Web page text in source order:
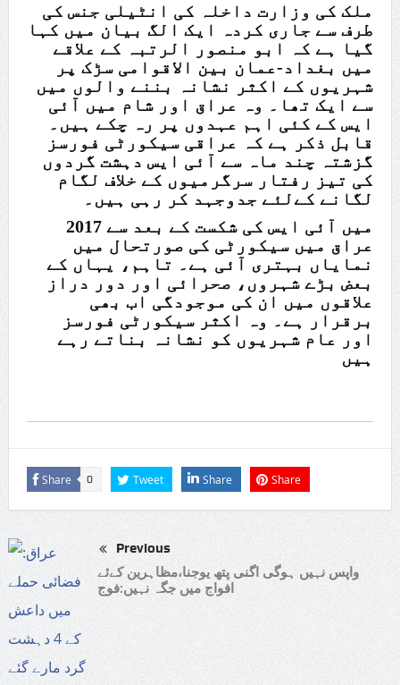
ملک کی وزارت داخلہ کی انٹیلی جنس کی
طرف سے جاری کردہ ایک الگ بیان میں کہا
گیا ہے کہ ابو منصور الرتبہ کے علاقے
میں بغداد-عمان بین الاقوامی سڑک پر
شہریوں کے اکثر نشانہ بننے والوں میں
سے ایک تھا۔ وہ عراق اور شام میں آئی
ایس کے کئی اہم عہدوں پر رہ چکے ہیں۔
قابل ذکر ہے کہ عراقی سیکورٹی فورسز
گزشتہ چند ماہ سے آئی ایس دہشت گردوں
کی تیز رفتار سرگرمیوں کے خلاف لگام
لگانے کےلئے جدوجہد کر رہی ہیں۔
2017 میں آئی ایس کی شکست کے بعد سے
عراق میں سیکورٹی کی صورتحال میں
نمایاں بہتری آئی ہے۔ تاہم، یہاں کے
بعض بڑے شہروں، صحرائی اور دور دراز
علاقوں میں ان کی موجودگی اب بھی
برقرار ہے۔ وہ اکثر سیکورٹی فورسز
اور عام شہریوں کو نشانہ بناتے رہے
ہیں
Share 0 Tweet Share Share
Previous
واپس نہیں ہوگی اگنی پتھ یوجنا،مظاہرین کےئے
افواج میں جگہ نہیں:فوج